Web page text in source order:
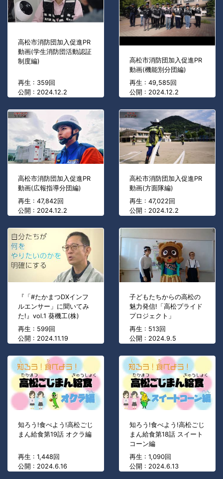
高松市消防団加入促進PR
動画(学生消防団活動認証
制度編)
再生 : 359回
公開 : 2024.12.2
高松市消防団加入促進PR
動画(機能別分団編)
再生 : 49,585回
公開 : 2024.12.2
高松市消防団加入促進PR
動画(広報指導分団編)
再生 : 47,842回
公開 : 2024.12.2
高松市消防団加入促進PR
動画(方面隊編)
再生 : 47,022回
公開 : 2024.12.2
『「#たかまつDXインフ
ルエンサー」に聞いてみ
た!』vol.1 葵機工(株)
再生 : 599回
公開 : 2024.11.19
子どもたちからの高松の
魅力発信!「高松プライド
プロジェクト」
再生 : 513回
公開 : 2024.9.5
知ろう!食べよう!高松ごじ
まん給食第19話 オクラ編
再生 : 1,448回
公開 : 2024.6.16
知ろう!食べよう!高松ごじ
まん給食第18話 スイート
コーン編
再生 : 1,090回
公開 : 2024.6.13